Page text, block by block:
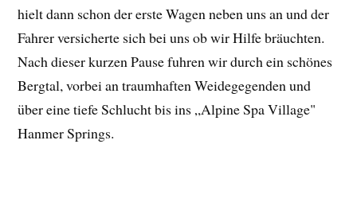
hielt dann schon der erste Wagen neben uns an und der
Fahrer versicherte sich bei uns ob wir Hilfe bräuchten.
Nach dieser kurzen Pause fuhren wir durch ein schönes
Bergtal, vorbei an traumhaften Weidegegenden und
über eine tiefe Schlucht bis ins „Alpine Spa Village"
Hanmer Springs.